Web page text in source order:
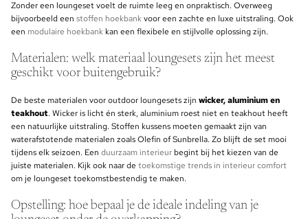
Zonder een loungeset voelt de ruimte leeg en onpraktisch. Overweeg
bijvoorbeeld een stoffen hoekbankvoor een zachte en luxe uitstraling. Ook
een modulaire hoekbankkan een flexibele en stijlvolle oplossing zijn.
Materialen: welk materiaal loungesets zijn het meest
geschikt voor buitengebruik?
De beste materialen voor outdoor loungesets zijn wicker, aluminium en
teakhout. Wicker is licht én sterk, aluminium roest niet en teakhout heeft
een natuurlijke uitstraling. Stoffen kussens moeten gemaakt zijn van
waterafstotende materialen zoals Olefin of Sunbrella. Zo blijft de set mooi
tijdens elk seizoen. Een duurzaam interieurbegint bij het kiezen van de
juiste materialen. Kijk ook naar de toekomstige trends in interieur comfort
om je loungeset toekomstbestendig te maken.
Opstelling: hoe bepaal je de ideale indeling van je